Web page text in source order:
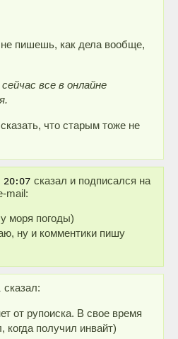
не пишешь, как дела вообще,
все в онлайне
что старым тоже не
сказал и подписался на
mail:
моря погоды)
ну и комментики пишу
сказал:
от рупоиска. В свое время
когда получил инвайт)